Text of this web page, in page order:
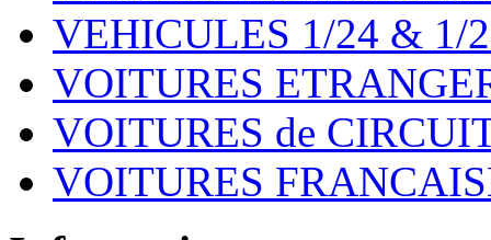
VEHICULES 1/24 & 1/
VOITURES
VOITURES de
VOITURES